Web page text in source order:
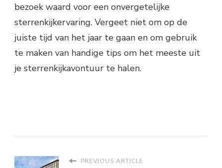
bezoek waard voor een onvergetelijke
sterrenkijkervaring. Vergeet niet om op de
juiste tijd van het jaar te gaan en om gebruik
te maken van handige tips om het meeste uit
je sterrenkijkavontuur te halen.
PREVIOUS ARTICLE